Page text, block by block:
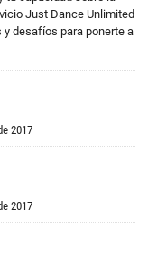
Just Dance Unlimited
y desafíos para ponerte a
2017
2017